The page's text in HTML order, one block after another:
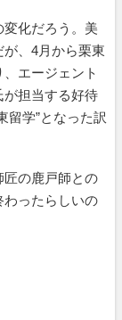
化だろう。美
、4月から栗東
エージェント
が担当する好待
留学”となった訳
の鹿戸師との
わったらしいの